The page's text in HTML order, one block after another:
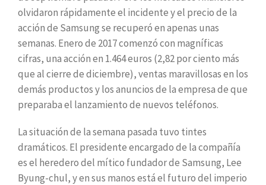
olvidaron rápidamente el incidente y el precio de la
acción de Samsung se recuperó en apenas unas
semanas. Enero de 2017 comenzó con magníficas
cifras, una acción en 1.464 euros (2,82 por ciento más
que al cierre de diciembre), ventas maravillosas en los
demás productos y los anuncios de la empresa de que
preparaba el lanzamiento de nuevos teléfonos.
La situación de la semana pasada tuvo tintes
dramáticos. El presidente encargado de la compañía
es el heredero del mítico fundador de Samsung, Lee
Byung-chul, y en sus manos está el futuro del imperio